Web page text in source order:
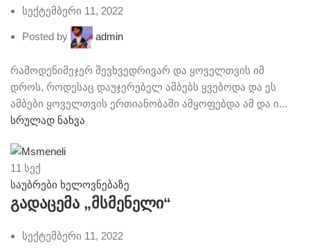
სექტემბერი 11, 2022
Posted by admin
რამოდენიმეჯერ შევხვედრივარ და ყოველთვის იმ
დროს, როდესაც დაუჯერებელ ამბებს ყვებოდა და ეს
ამბები ყოველთვის ერთიანობაში ამყოფებდა ამ და ი...
სრულად ნახვა
11 სექ
საუბრები ხელოვნებაზე
გადაცემა „მსმენელი“
სექტემბერი 11, 2022